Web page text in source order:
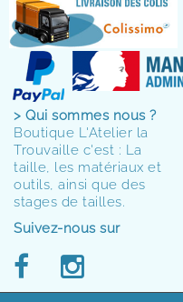
> Qui sommes nous ?
Boutique L'Atelier la
Trouvaille c'est : La
taille, les matériaux et
outils, ainsi que des
stages de tailles.
Suivez-nous sur